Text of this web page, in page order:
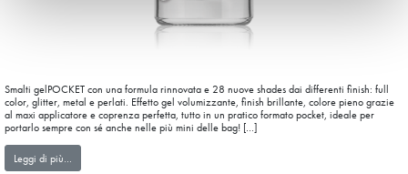
Smalti gelPOCKET con una formula rinnovata e 28 nuove shades dai differenti finish: full
color, glitter, metal e perlati. Effetto gel volumizzante, finish brillante, colore pieno grazie
al maxi applicatore e coprenza perfetta, tutto in un pratico formato pocket, ideale per
portarlo sempre con sé anche nelle più mini delle bag! […]
Leggi di più…